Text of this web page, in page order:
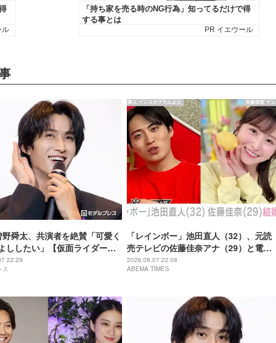
舜太、共演者を絶賛「可愛く
ししたい」【仮面ライダーゼ
ならのミッション】
22:29
ス
「レインボー」池田直人（32）、元読
売テレビの佐藤佳奈アナ（29）と電撃
結婚「ジャンボより先とは」「かなり
びっくり！」など驚きの声
2026.08.07 22:08
ABEMA TIMES